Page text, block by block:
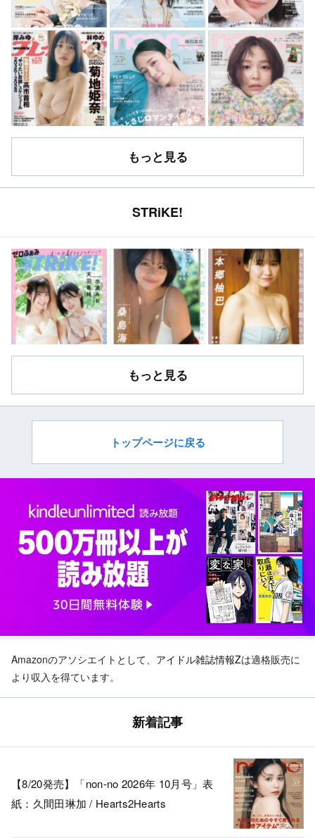
もっと見る
STRiKE!
もっと見る
トップページに戻る
Amazonのアソシエイトとして、 アイドル雑誌情報Zは適格販売に
より収入を得ています。
新着記事
【8/20発売】「non-no 2026年 10月号」表
紙：久間田琳加 / Hearts2Hearts